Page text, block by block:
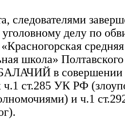
следователями
уголовному делу по
средняя
школа»
в совершении
ст.285 УК РФ
и ч.1